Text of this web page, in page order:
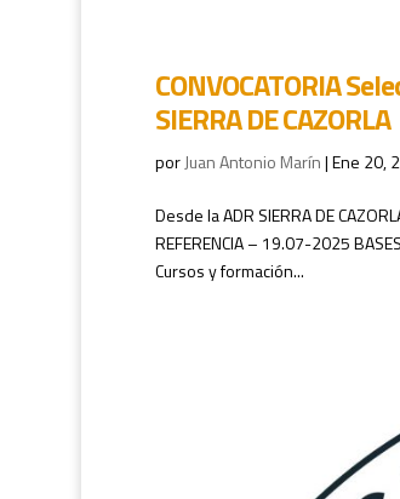
CONVOCATORIA
SIERRA DE CAZORLA
porJuan Antonio Marín|Ene 20,
Desde la ADR SIERRA DE
REFERENCIA – 19.07-2025
Cursos y formación...